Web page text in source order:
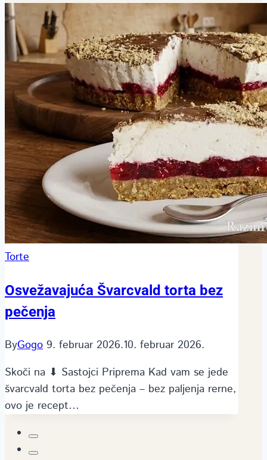
Torte
Osvežavajuća Švarcvald torta bez
pečenja
ByGogo 9. februar 2026.10. februar 2026.
Skoči na ⬇ Sastojci Priprema Kad vam se jede
švarcvald torta bez pečenja – bez paljenja rerne,
ovo je recept…